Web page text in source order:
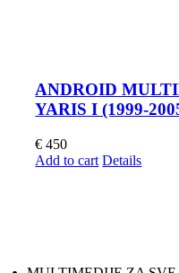
ANDROID
YARIS I (1999-
€ 450
Add to cart Details